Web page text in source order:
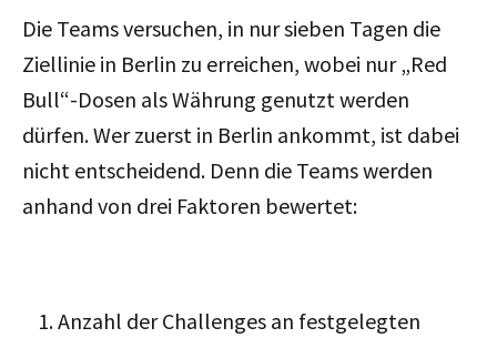
Die Teams versuchen, in nur sieben Tagen die
Ziellinie in Berlin zu erreichen, wobei nur „Red
Bull“-Dosen als Währung genutzt werden
dürfen. Wer zuerst in Berlin ankommt, ist dabei
nicht entscheidend. Denn die Teams werden
anhand von drei Faktoren bewertet:
Anzahl der Challenges an festgelegten